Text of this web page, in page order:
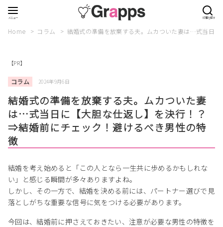
Home コラム 結婚式の準備を放棄する夫。ムカついた妻は…式当日
【PR】
コラム 2024年9月6日
結婚式の準備を放棄する夫。ムカついた妻
は…式当日に【大胆な仕返し】を決行！？
⇒結婚前にチェック！避けるべき男性の特
徴
結婚を考え始めると「この人となら一生共に歩めるかもしれな
い」と感じる瞬間が多々ありますよね。
しかし、その一方で、結婚を決める前には、パートナー選びで見
落としがちな重要な信号に気をつける必要があります。
今回は、結婚前に押さえておきたい、注意が必要な男性の特徴を